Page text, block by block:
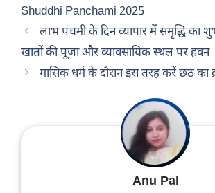
Shuddhi Panchami 2025
लाभ पंचमी के दिन व्यापार में समृद्धि का
खातों की पूजा और व्यावसायिक स्थल पर हवन
मासिक धर्म के दौरान इस तरह करें छठ का
Anu Pal